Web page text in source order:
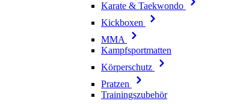
Karate & Taekwondo
Kickboxen
MMA
Kampfsportmatten
Körperschutz
Pratzen
Trainingszubehör